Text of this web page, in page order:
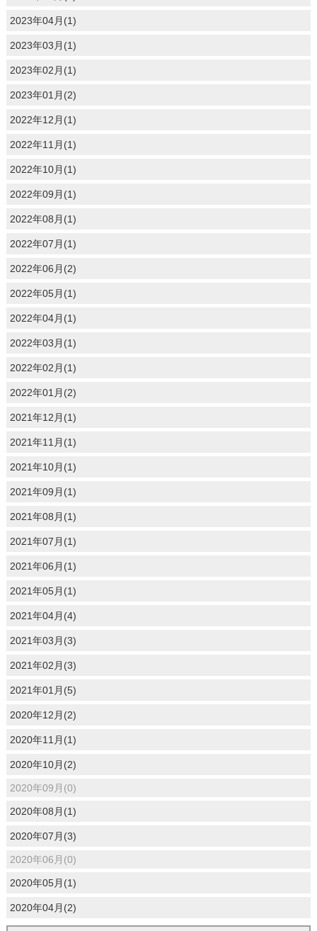
2023年04月(1)
2023年03月(1)
2023年02月(1)
2023年01月(2)
2022年12月(1)
2022年11月(1)
2022年10月(1)
2022年09月(1)
2022年08月(1)
2022年07月(1)
2022年06月(2)
2022年05月(1)
2022年04月(1)
2022年03月(1)
2022年02月(1)
2022年01月(2)
2021年12月(1)
2021年11月(1)
2021年10月(1)
2021年09月(1)
2021年08月(1)
2021年07月(1)
2021年06月(1)
2021年05月(1)
2021年04月(4)
2021年03月(3)
2021年02月(3)
2021年01月(5)
2020年12月(2)
2020年11月(1)
2020年10月(2)
2020年09月(0)
2020年08月(1)
2020年07月(3)
2020年06月(0)
2020年05月(1)
2020年04月(2)